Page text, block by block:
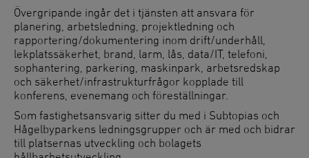
Övergripande ingår det i tjänsten att ansvara för
planering, arbetsledning, projektledning och
rapportering/dokumentering inom drift/underhåll,
lekplatssäkerhet, brand, larm, lås, data/IT, telefoni,
sophantering, parkering, maskinpark, arbetsredskap
och säkerhet/infrastrukturfrågor kopplade till
konferens, evenemang och föreställningar.
Som fastighetsansvarig sitter du med i Subtopias och
Hågelbyparkens ledningsgrupper och är med och bidrar
till platsernas utveckling och bolagets